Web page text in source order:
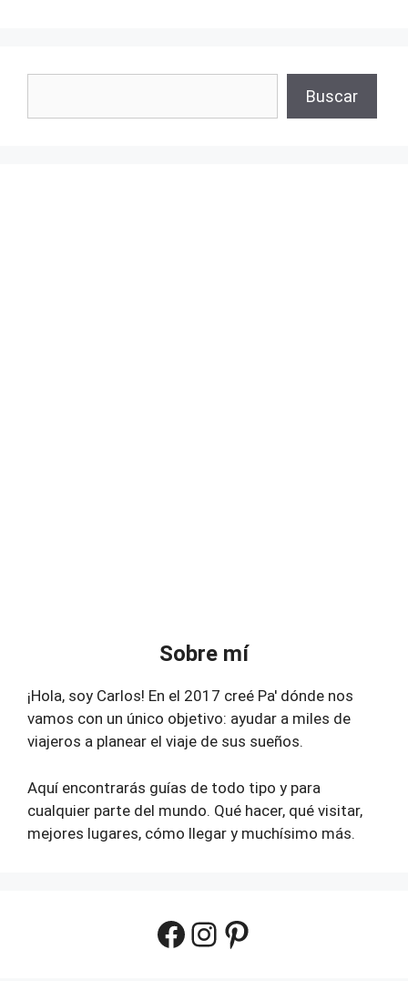
Buscar
Sobre mí
¡Hola, soy Carlos! En el 2017 creé Pa' dónde nos
vamos con un único objetivo: ayudar a miles de
viajeros a planear el viaje de sus sueños.
Aquí encontrarás guías de todo tipo y para
cualquier parte del mundo. Qué hacer, qué visitar,
mejores lugares, cómo llegar y muchísimo más.
Facebook
Instagram
Pinterest